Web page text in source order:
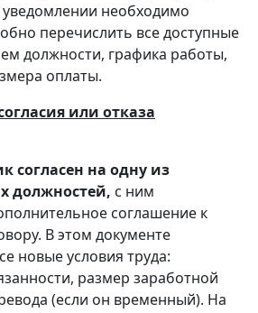
необходимо
перечислить все доступные
должности, графика работы,
оплаты.
или отказа
согласен на одну из
должностей, с ним
соглашение к
В этом документе
новые условия труда:
размер заработной
(если он временный). На